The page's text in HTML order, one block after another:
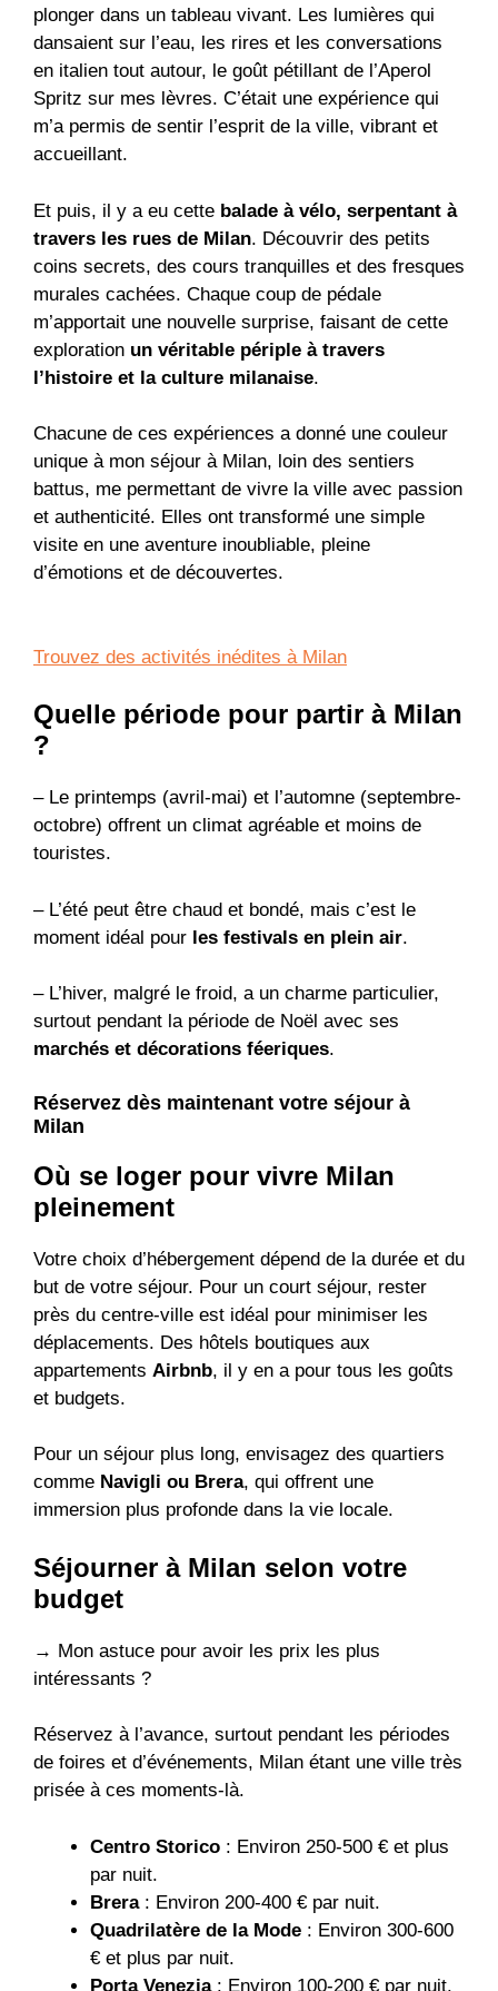
plonger dans un tableau vivant. Les lumières qui
dansaient sur l’eau, les rires et les conversations
en italien tout autour, le goût pétillant de l’Aperol
Spritz sur mes lèvres. C’était une expérience qui
m’a permis de sentir l’esprit de la ville, vibrant et
accueillant.
Et puis, il y a eu cette balade à vélo, serpentant à
travers les rues de Milan. Découvrir des petits
coins secrets, des cours tranquilles et des fresques
murales cachées. Chaque coup de pédale
m’apportait une nouvelle surprise, faisant de cette
exploration un véritable périple à travers
l’histoire et la culture milanaise.
Chacune de ces expériences a donné une couleur
unique à mon séjour à Milan, loin des sentiers
battus, me permettant de vivre la ville avec passion
et authenticité. Elles ont transformé une simple
visite en une aventure inoubliable, pleine
d’émotions et de découvertes.
Trouvez des activités inédites à Milan
Quelle période pour partir à Milan
?
– Le printemps (avril-mai) et l’automne (septembre-
octobre) offrent un climat agréable et moins de
touristes.
– L’été peut être chaud et bondé, mais c’est le
moment idéal pour les festivals en plein air.
– L’hiver, malgré le froid, a un charme particulier,
surtout pendant la période de Noël avec ses
marchés et décorations féeriques.
Réservez dès maintenant votre séjour à
Milan
Où se loger pour vivre Milan
pleinement
Votre choix d’hébergement dépend de la durée et du
but de votre séjour. Pour un court séjour, rester
près du centre-ville est idéal pour minimiser les
déplacements. Des hôtels boutiques aux
appartements Airbnb, il y en a pour tous les goûts
et budgets.
Pour un séjour plus long, envisagez des quartiers
comme Navigli ou Brera, qui offrent une
immersion plus profonde dans la vie locale.
Séjourner à Milan selon votre
budget
→ Mon astuce pour avoir les prix les plus
intéressants ?
Réservez à l’avance, surtout pendant les périodes
de foires et d’événements, Milan étant une ville très
prisée à ces moments-là.
Centro Storico : Environ 250-500 € et plus
par nuit.
Brera: Environ 200-400 € par nuit.
Quadrilatère de la Mode : Environ 300-600
€ et plus par nuit.
Porta Venezia: Environ 100-200 € par nuit.